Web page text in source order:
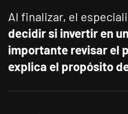
Al finalizar, el
decidir si invertir en
importante revisar el
explica el propósito